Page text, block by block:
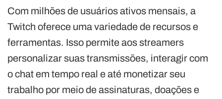
Com milhões de usuários ativos mensais, a
Twitch oferece uma variedade de recursos e
ferramentas. Isso permite aos streamers
personalizar suas transmissões, interagir com
o chat em tempo real e até monetizar seu
trabalho por meio de assinaturas, doações e